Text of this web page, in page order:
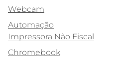
Webcam
Automação
Impressora Não Fiscal
Chromebook